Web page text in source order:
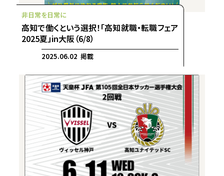
高知で働くという選択！「高知就職・転職フェア
2025夏」in大阪（6/8）
2025.06.02 掲載